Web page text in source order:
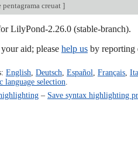
creuat ]
LilyPond-2.26.0 (stable-branch).
aid; please help us by reporting
English Deutsch Español Français,
language selection
– Save syntax highlighting